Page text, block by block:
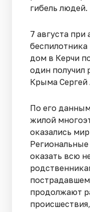
гибель людей.
7 августа при
дом в Керчи
один получил
Крыма Сергей
По его
жилой
оказались
оказать всю
продолжают